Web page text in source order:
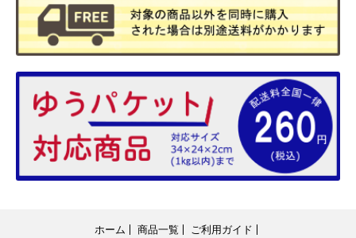
ホーム 商品一覧 ご利用ガイド